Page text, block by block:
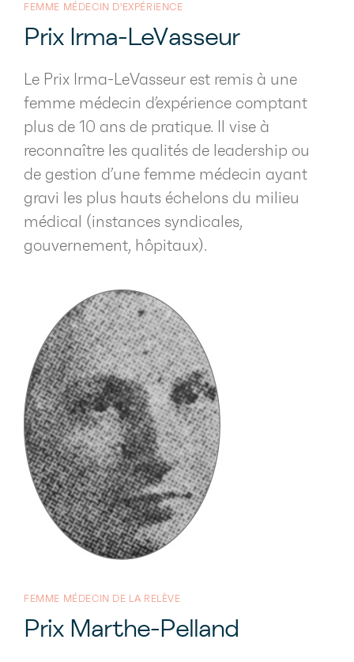
FEMME MÉDECIN D'EXPÉRIENCE
Prix Irma-LeVasseur
Le Prix Irma-LeVasseur est remis à une
femme médecin d’expérience comptant
plus de 10 ans de pratique. Il vise à
reconnaître les qualités de leadership ou
de gestion d’une femme médecin ayant
gravi les plus hauts échelons du milieu
médical (instances syndicales,
gouvernement, hôpitaux).
FEMME MÉDECIN DE LA RELÈVE
Prix Marthe-Pelland